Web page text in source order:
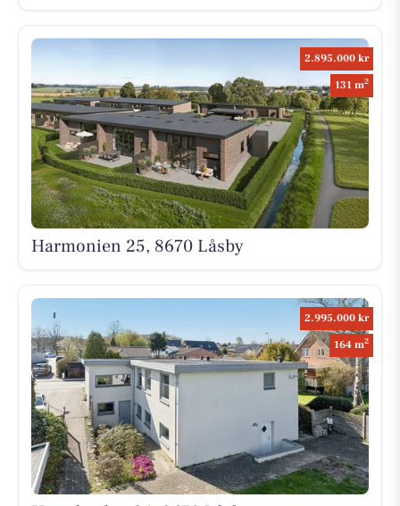
2.895.000 kr
131 m2
Harmonien 25, 8670 Låsby
2.995.000 kr
164 m2